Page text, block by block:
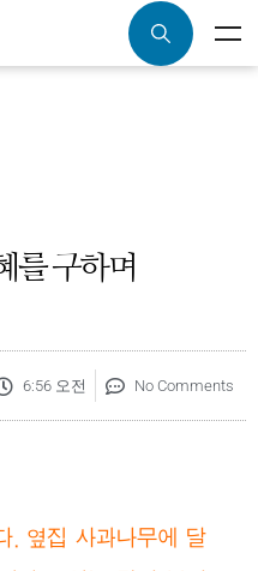
를 구하며
6:56 오전 No Comments
. 옆집 사과나무에 달